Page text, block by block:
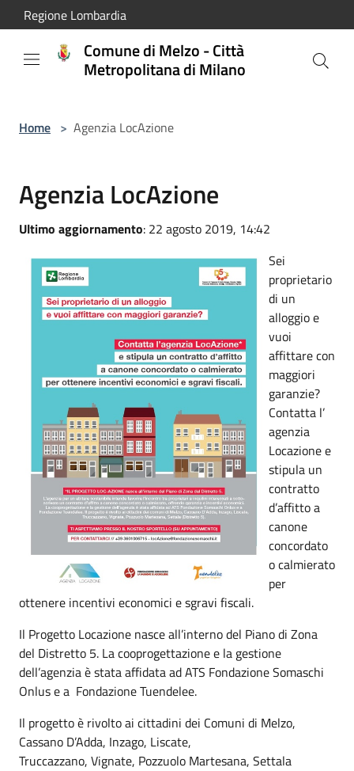
Salta al contenuto principale
Regione Lombardia
Comune di Melzo - Città
Metropolitana di Milano
Home > Agenzia LocAzione
Agenzia LocAzione
Ultimo aggiornamento: 22 agosto 2019, 14:42
Sei
proprietario
di un
alloggio e
vuoi
affittare con
maggiori
garanzie?
Contatta l’
agenzia
Locazione e
stipula un
contratto
d’affitto a
canone
concordato
o calmierato
per
ottenere incentivi economici e sgravi fiscali.
Il Progetto Locazione nasce all’interno del Piano di Zona
del Distretto 5. La cooprogettazione e la gestione
dell’agenzia è stata affidata ad ATS Fondazione Somaschi
Onlus e a Fondazione Tuendelee.
Il progetto è rivolto ai cittadini dei Comuni di Melzo,
Cassano D’Adda, Inzago, Liscate,
Truccazzano, Vignate, Pozzuolo Martesana, Settala